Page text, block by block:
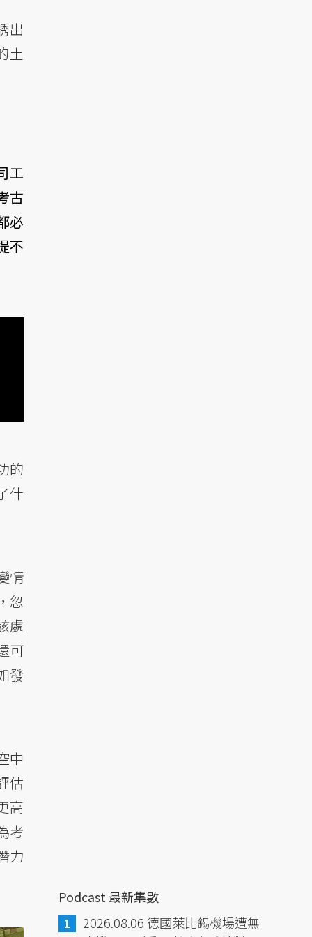
出
土
工
古
必
不
的
什
情
忽
處
可
發
中
估
高
考
力
Podcast 最新集數
2026.08.06 德國萊比錫機場遭無